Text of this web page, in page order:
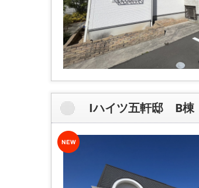
Iハイツ五軒邸 B棟